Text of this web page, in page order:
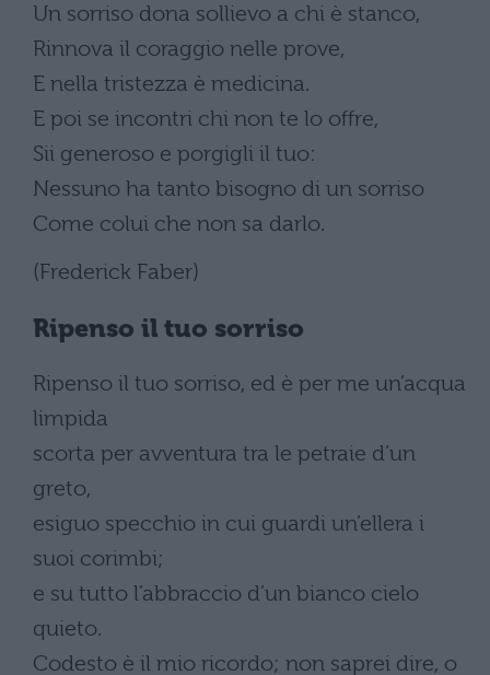
Un sorriso dona sollievo a chi è stanco,
Rinnova il coraggio nelle prove,
E nella tristezza è medicina.
E poi se incontri chi non te lo offre,
Sii generoso e porgigli il tuo:
Nessuno ha tanto bisogno di un sorriso
Come colui che non sa darlo.
(Frederick Faber)
Ripenso il tuo sorriso
Ripenso il tuo sorriso, ed è per me un’acqua
limpida
scorta per avventura tra le petraie d’un
greto,
esiguo specchio in cui guardi un’ellera i
suoi corimbi;
e su tutto l’abbraccio d’un bianco cielo
quieto.
Codesto è il mio ricordo; non saprei dire, o